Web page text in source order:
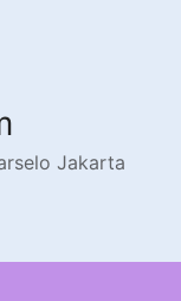
Jakarta